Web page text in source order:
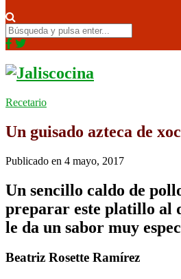
Recetario
Un guisado azteca de
Publicado en 4 mayo, 2017
Un sencillo caldo de
preparar este platillo al
le da un sabor muy
Beatriz Rosette Ramírez